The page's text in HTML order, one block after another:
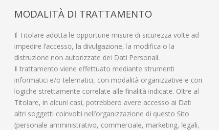
MODALITÀ DI TRATTAMENTO
Il Titolare adotta le opportune misure di sicurezza volte ad
impedire l’accesso, la divulgazione, la modifica o la
distruzione non autorizzate dei Dati Personali.
Il trattamento viene effettuato mediante strumenti
informatici e/o telematici, con modalità organizzative e con
logiche strettamente correlate alle finalità indicate. Oltre al
Titolare, in alcuni casi, potrebbero avere accesso ai Dati
altri soggetti coinvolti nell’organizzazione di questo Sito
(personale amministrativo, commerciale, marketing, legali,